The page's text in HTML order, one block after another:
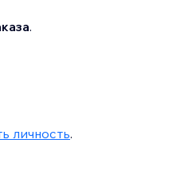
.
личность.